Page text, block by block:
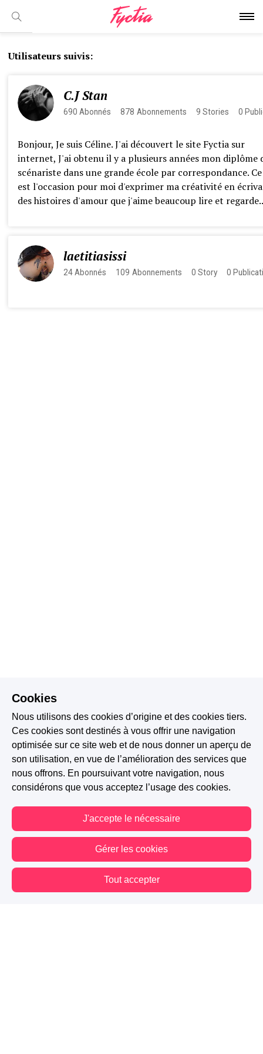
Utilisateurs suivis:
C.J Stan
690 Abonnés 878 Abonnements 9 Stories 0
Bonjour, Je suis Céline. J'ai découvert le site Fyctia sur
internet, J'ai obtenu il y a plusieurs années mon diplôme
scénariste dans une grande école par correspondance.
est l'occasion pour moi d'exprimer ma créativité en
des histoires d'amour que j'aime beaucoup lire et
laetitiasissi
24 Abonnés 109 Abonnements 0 Story 0
Cookies
Nous utilisons des cookies d’origine et des cookies tiers.
Ces cookies sont destinés à vous offrir une navigation
optimisée sur ce site web et de nous donner un aperçu de
son utilisation, en vue de l’amélioration des services que
nous offrons. En poursuivant votre navigation, nous
considérons que vous acceptez l’usage des cookies.
J'accepte le nécessaire
Gérer les cookies
Tout accepter